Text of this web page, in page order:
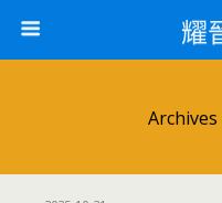
耀
Archives